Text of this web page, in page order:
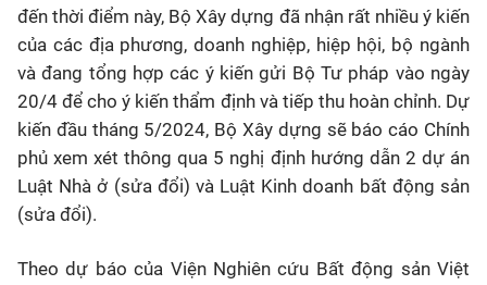
đến thời điểm này, Bộ Xây dựng đã nhận rất nhiều ý kiến
của các địa phương, doanh nghiệp, hiệp hội, bộ ngành
và đang tổng hợp các ý kiến gửi Bộ Tư pháp vào ngày
20/4 để cho ý kiến thẩm định và tiếp thu hoàn chỉnh. Dự
kiến đầu tháng 5/2024, Bộ Xây dựng sẽ báo cáo Chính
phủ xem xét thông qua 5 nghị định hướng dẫn 2 dự án
Luật Nhà ở (sửa đổi) và Luật Kinh doanh bất động sản
(sửa đổi).
Theo dự báo của Viện Nghiên cứu Bất động sản Việt